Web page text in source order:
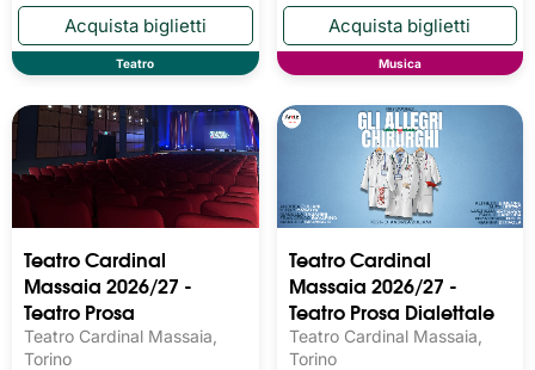
Teatro Musica
Teatro Cardinal
Massaia 2026/27 -
Teatro Prosa
Teatro Cardinal Massaia,
Torino
Teatro Cardinal
Massaia 2026/27 -
Teatro Prosa Dialettale
Teatro Cardinal Massaia,
Torino